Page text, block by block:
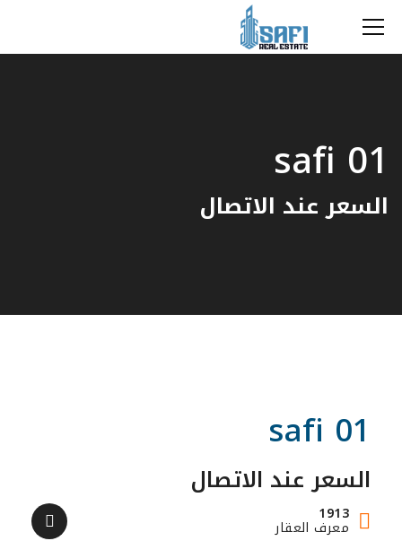
safi 01
السعر عند الاتصال
safi 01
السعر عند الاتصال
1913
معرف العقار